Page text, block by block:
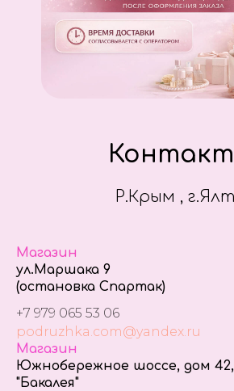
Р.Крым ,
Магазин
ул.Маршака 9
(остановка Спартак)
+7 979 065 53 06
podruzhka.com@yandex.ru
Магазин
Южнобережное шоссе, дом
"Бакалея"